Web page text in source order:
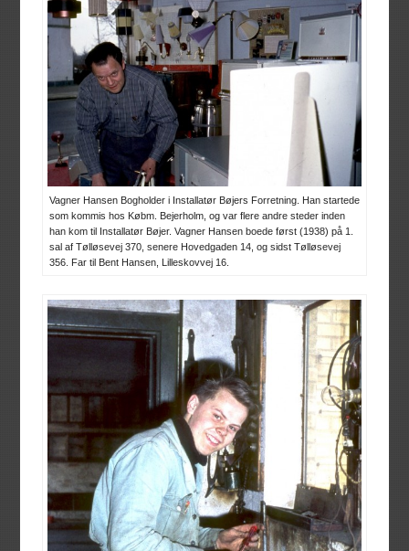
Vagner Hansen Bogholder i Installatør Bøjers Forretning. Han startede
som kommis hos Købm. Bejerholm, og var flere andre steder inden
han kom til Installatør Bøjer. Vagner Hansen boede først (1938) på 1.
sal af Tølløsevej 370, senere Hovedgaden 14, og sidst Tølløsevej
356. Far til Bent Hansen, Lilleskovvej 16.